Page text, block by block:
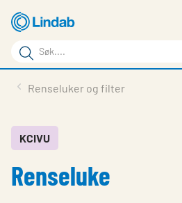
hovedinnhold
Søkeord
Søk
på
Last ned
Om Lindab
Renseluker og filter
KCIVU
Renseluke